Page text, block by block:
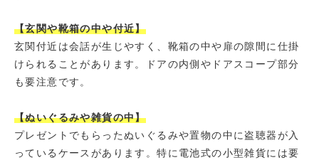
【玄関や靴箱の中や付近】
玄関付近は会話が生じやすく、靴箱の中や扉の隙間に仕掛
けられることがあります。ドアの内側やドアスコープ部分
も要注意です。
【ぬいぐるみや雑貨の中】
プレゼントでもらったぬいぐるみや置物の中に盗聴器が入
っているケースがあります。特に電池式の小型雑貨には要